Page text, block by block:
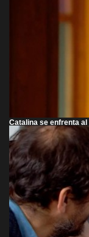
Catalina se enfrenta